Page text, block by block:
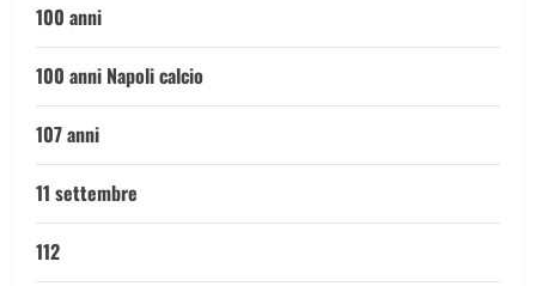
100 anni
100 anni Napoli calcio
107 anni
11 settembre
112